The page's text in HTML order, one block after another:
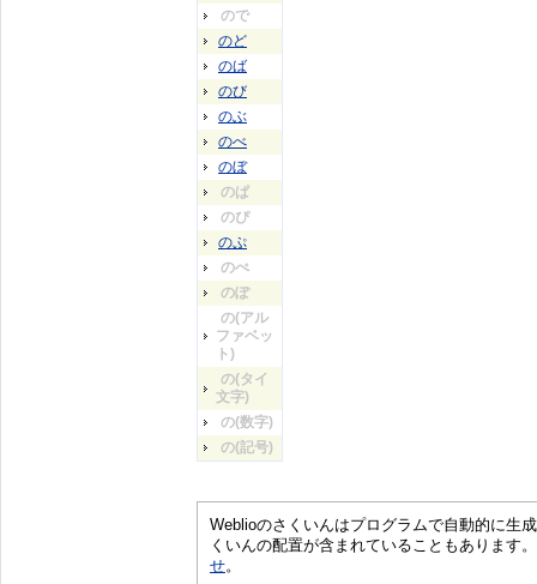
ので
のど
のば
のび
のぶ
のべ
のぼ
のぱ
のぴ
のぷ
のぺ
のぽ
の(アル
ファベッ
ト)
の(タイ
文字)
の(数字)
の(記号)
Weblioのさくいんはプログラムで自動的に生
くいんの配置が含まれていることもあります
せ。